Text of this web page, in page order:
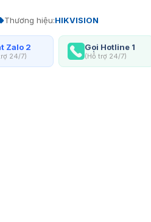
Thương hiệu:HIKVISION
Zalo 2
24/7)
Gọi Hotline 1
(Hỗ trợ 24/7)